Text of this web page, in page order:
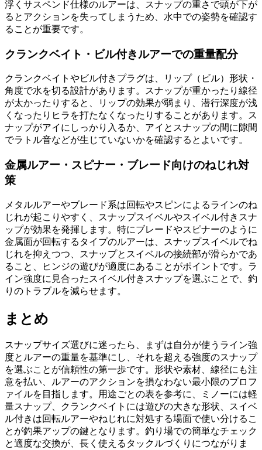
浮くサスペンド仕様のルアーは、スナップの重さで頭が下が
るとアクションを失ってしまうため、水中での姿勢を確認す
ることが重要です。
クランクベイト・ビル付きルアーでの重量配分
クランクベイトやビル付きプラグは、リップ（ビル）形状・
角度で水を切る設計があります。スナップが重かったり線径
が太かったりすると、リップの効果が弱まり、潜行深度が浅
くなったりヒラを打たなくなったりすることがあります。ス
ナップがアイにしっかり入るか、アイとスナップの間に隙間
でラトル音などが生じていないかを確認するとよいです。
金属ルアー・スピナー・ブレード向けのねじれ対
策
メタルルアーやブレード系は回転やスピンによるラインのね
じれが起こりやすく、スナップスイベルやスイベル付きスナ
ップが効果を発揮します。特にブレードやスピナーのように
金属面が回転するタイプのルアーは、スナップスイベルでね
じれを抑えつつ、スナップとスイベルの接続部が滑らかであ
ること、ヒンジの遊びが適度にあることがポイントです。ラ
イン強度に見合ったスイベル付きスナップを選ぶことで、釣
りのトラブルを減らせます。
まとめ
スナップサイズ選びに迷ったら、まずは自分が使うライン強
度とルアーの重量を基準にし、それを超える強度のスナップ
を選ぶことが信頼性の第一歩です。形状や素材、線径にも注
意を払い、ルアーのアクションを損なわない最小限のプロフ
ァイルを目指します。用途ごとの表を参考に、ミノーには軽
量スナップ、クランクベイトには遊びの大きな形状、スイベ
ル付きは回転ルアーやねじれに対処する場面で使い分けるこ
とが釣果アップの鍵となります。釣り場での簡単なチェック
と適度な交換が、長く使えるタックルづくりにつながりま